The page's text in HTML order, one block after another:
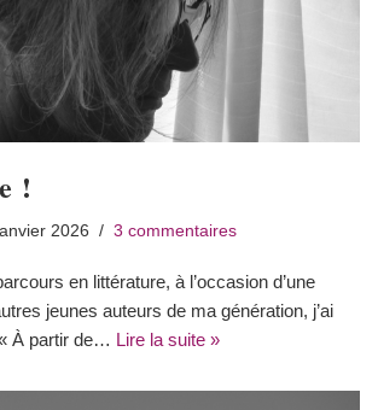
!
2026 3 commentaires
en littérature, à l’occasion d’une
jeunes auteurs de ma génération, j’ai
À partir de… Lire la suite »